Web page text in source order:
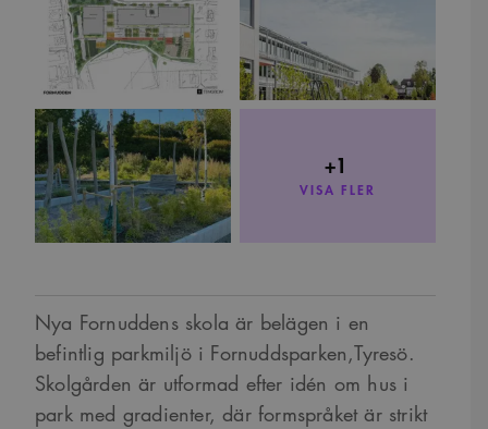
+1
VISA FLER
Nya Fornuddens skola är belägen i en
befintlig parkmiljö i Fornuddsparken,Tyresö.
Skolgården är utformad efter idén om hus i
park med gradienter, där formspråket är strikt